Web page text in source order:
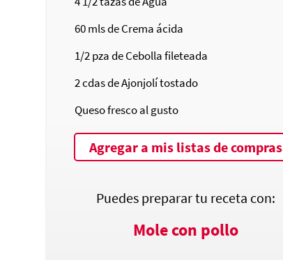
60mls de Crema ácida
1/2pza de Cebolla fileteada
2cdas de Ajonjolí tostado
Queso fresco al gusto
Agregar a mis listas de compras
Puedes preparar tu receta con:
Mole con pollo